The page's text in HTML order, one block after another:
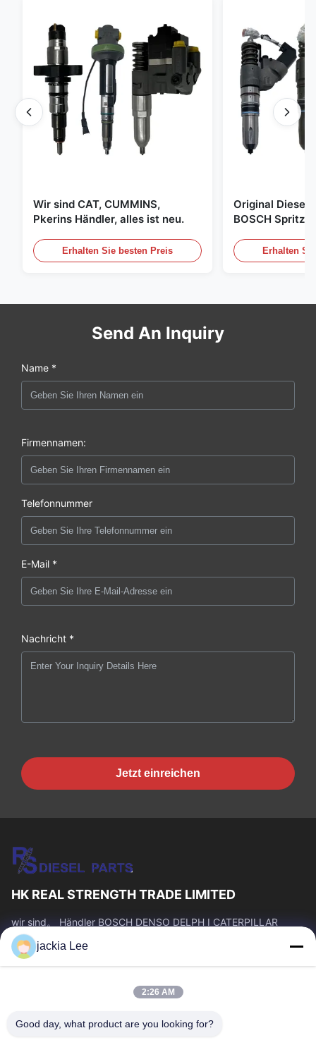
Wir sind CAT, CUMMINS,
Pkerins Händler, alles ist neu.
Erhalten Sie besten Preis
Original Diesel
BOSCH
Erhalten
Send An Inquiry
Name *
Firmennamen:
Telefonnummer
E-Mail *
Nachricht *
Jetzt einreichen
HK REAL STRENGTH TRADE LIMITED
wir sind。 Händler BOSCH DENSO DELPH I CATERPILLAR
VOLVO CUMMINS TOYOTA ISUZU Company whatsapp Zahl:
0086 159 2067 9523.
Schnelllinks
Produkte
Über Uns
Werksbesichtigung
jackia Lee
2:26 AM
Good day, what product are you looking for?